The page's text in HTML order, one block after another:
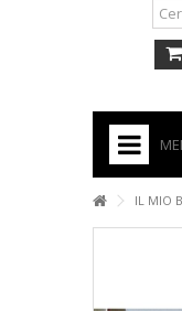
HOME IL MIO